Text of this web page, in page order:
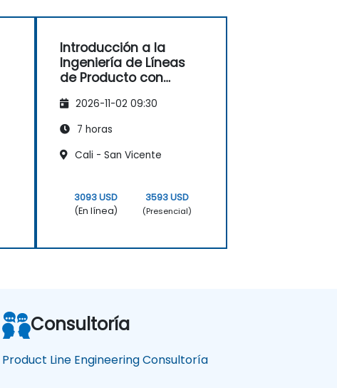
Introducción a la
Ingeniería de Líneas
de Producto con
2026-11-02 09:30
7 horas
Cali - San Vicente
3093 USD
(En línea)
3593 USD
(Presencial)
Consultoría
Product Line Engineering Consultoría